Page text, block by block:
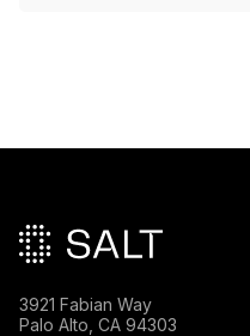
3921 Fabian Way
Palo Alto, CA 94303